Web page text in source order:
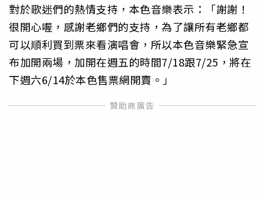
對於歌迷們的熱情支持，本色音樂表示：「謝謝！
很開心喔，感謝老鄉們的支持，為了讓所有老鄉都
可以順利買到票來看演唱會，所以本色音樂緊急宣
布加開兩場，加開在週五的時間7/18跟7/25，將在
下週六6/14於本色售票網開賣。」